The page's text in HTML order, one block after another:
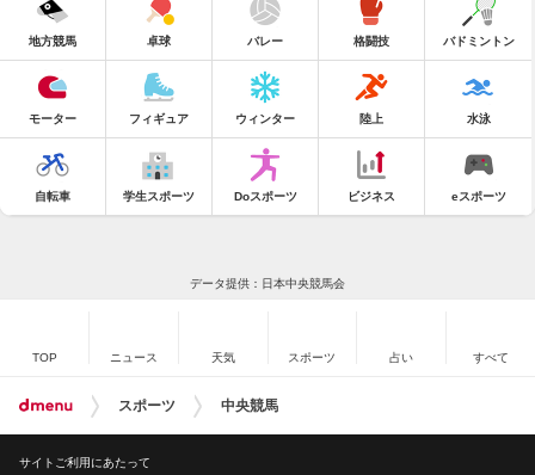
地方競馬 卓球 バレー 格闘技 バドミントン
モーター フィギュア ウィンター 陸上 水泳
自転車 学生スポーツ Doスポーツ ビジネス eスポーツ
データ提供：日本中央競馬会
TOP ニュース 天気 スポーツ 占い すべて
スポーツ 中央競馬
サイトご利用にあたって